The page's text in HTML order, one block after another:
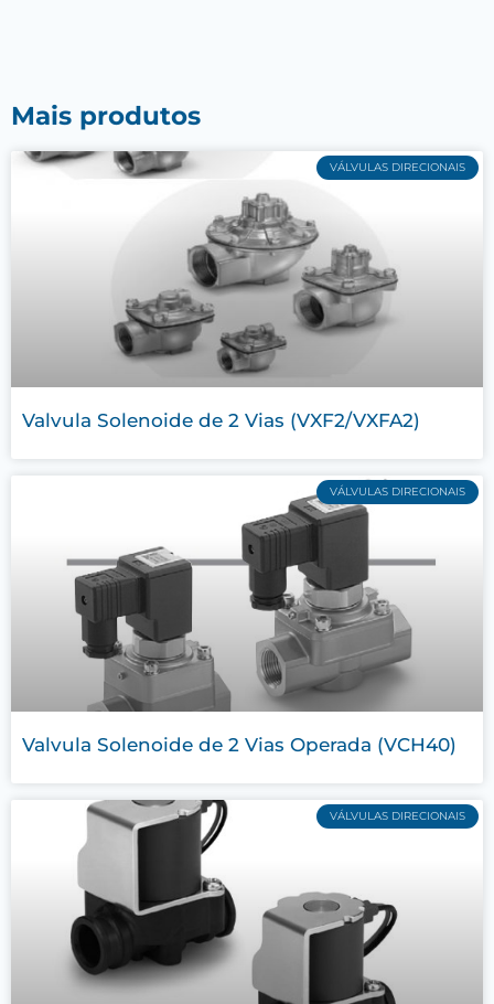
Mais produtos
VÁLVULAS DIRECIONAIS
Valvula Solenoide de 2 Vias (VXF2/VXFA2)
VÁLVULAS DIRECIONAIS
Valvula Solenoide de 2 Vias Operada (VCH40)
VÁLVULAS DIRECIONAIS